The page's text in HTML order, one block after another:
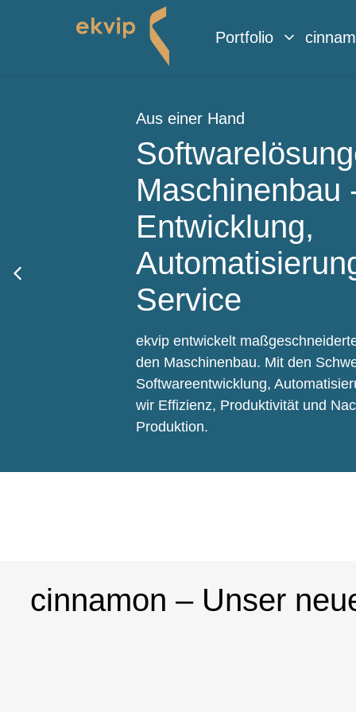
Portfolio
Aus einer Hand
Maschinenbau
Entwicklung,
Service
ekvip entwickelt
den Maschinenbau. Mit den
Softwareentwicklung,
wir Effizienz, Produktivität und
Produktion.
cinnamon – Unser